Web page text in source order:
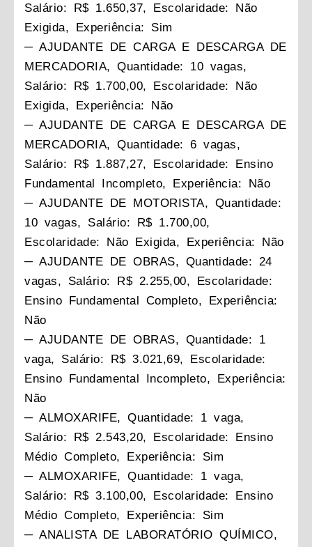
Salário: R$ 1.650,37, Escolaridade: Não
Exigida, Experiência: Sim
─ AJUDANTE DE CARGA E DESCARGA DE
MERCADORIA, Quantidade: 10 vagas,
Salário: R$ 1.700,00, Escolaridade: Não
Exigida, Experiência: Não
─ AJUDANTE DE CARGA E DESCARGA DE
MERCADORIA, Quantidade: 6 vagas,
Salário: R$ 1.887,27, Escolaridade: Ensino
Fundamental Incompleto, Experiência: Não
─ AJUDANTE DE MOTORISTA, Quantidade:
10 vagas, Salário: R$ 1.700,00,
Escolaridade: Não Exigida, Experiência: Não
─ AJUDANTE DE OBRAS, Quantidade: 24
vagas, Salário: R$ 2.255,00, Escolaridade:
Ensino Fundamental Completo, Experiência:
Não
─ AJUDANTE DE OBRAS, Quantidade: 1
vaga, Salário: R$ 3.021,69, Escolaridade:
Ensino Fundamental Incompleto, Experiência:
Não
─ ALMOXARIFE, Quantidade: 1 vaga,
Salário: R$ 2.543,20, Escolaridade: Ensino
Médio Completo, Experiência: Sim
─ ALMOXARIFE, Quantidade: 1 vaga,
Salário: R$ 3.100,00, Escolaridade: Ensino
Médio Completo, Experiência: Sim
─ ANALISTA DE LABORATÓRIO QUÍMICO,